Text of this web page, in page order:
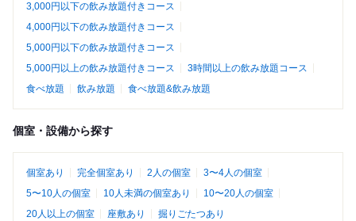
3,000円以下の飲み放題付きコース
4,000円以下の飲み放題付きコース
5,000円以下の飲み放題付きコース
5,000円以上の飲み放題付きコース
3時間以上の飲み放題コース
食べ放題
飲み放題 食べ放題&飲み放題
個室・設備から探す
個室あり 完全個室あり 2人の個室
3〜4人の個室
5〜10人の個室
10人未満の個室あり
10〜20人の個室
20人以上の個室
座敷あり 掘りごたつあり